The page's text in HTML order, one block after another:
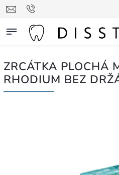
ZRCÁTKA PLOCHÁ
RHODIUM BEZ